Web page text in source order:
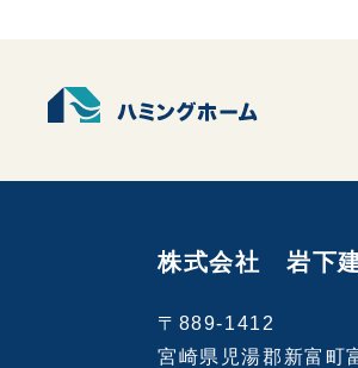
株式会社 岩下
〒889-1412
宮崎県児湯郡新富町